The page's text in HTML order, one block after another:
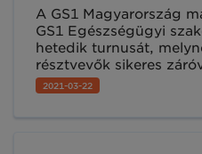
A GS1 Magyarország
GS1 Egészségügyi
hetedik turnusát,
résztvevők sikeres
végzett szakemberek
neveztek meg, hogy
2021-03-22